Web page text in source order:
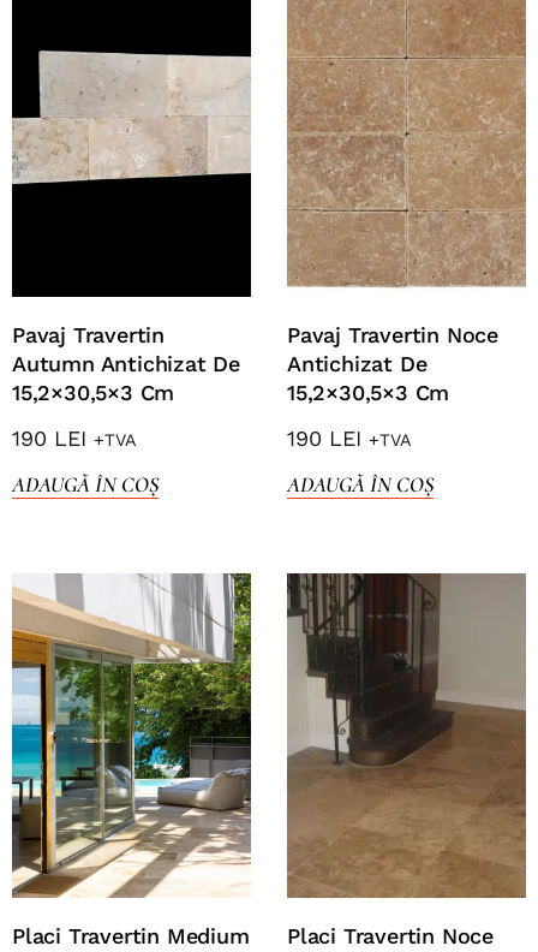
Pavaj Travertin
Autumn Antichizat De
15,2×30,5×3 Cm
190 LEI +TVA
ADAUGĂ ÎN COȘ
Pavaj Travertin Noce
Antichizat De
15,2×30,5×3 Cm
190 LEI +TVA
ADAUGĂ ÎN COȘ
Placi Travertin Medium
Placi Travertin Noce